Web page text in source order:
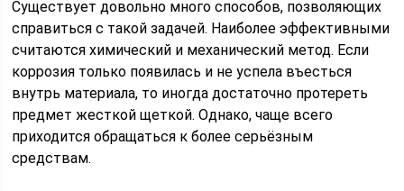
Существует довольно много способов, позволяющих
справиться с такой задачей. Наиболее эффективными
считаются химический и механический метод. Если
коррозия только появилась и не успела въесться
внутрь материала, то иногда достаточно протереть
предмет жесткой щеткой. Однако, чаще всего
приходится обращаться к более серьёзным
средствам.